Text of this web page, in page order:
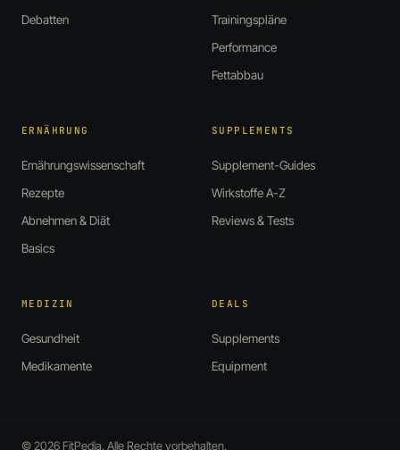
Debatten
Trainingspläne
Performance
Fettabbau
ERNÄHRUNG
Ernährungswissenschaft
Rezepte
Abnehmen & Diät
Basics
SUPPLEMENTS
Supplement-Guides
Wirkstoffe A-Z
Reviews & Tests
MEDIZIN
Gesundheit
Medikamente
DEALS
Supplements
Equipment
© 2026 FitPedia. Alle Rechte vorbehalten.